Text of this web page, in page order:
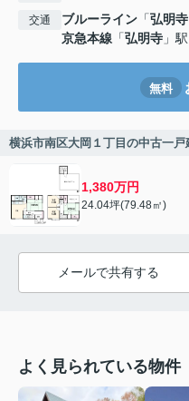
交通 ブルーライン 「弘明寺
京急本線 「弘明寺 」
無料
横浜市南区大岡１丁目の中古一
1,380万円
24.04坪(79.48㎡)
メールで共有する
よく見られている物件